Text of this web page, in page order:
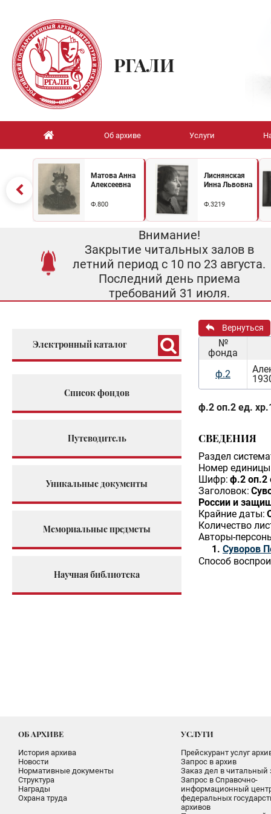
РГАЛИ
Об архиве Услуги
Матова Анна
Алексеевна
Ф.800
Лиснянская
Инна Львовна
Ф.3219
Внимание!
Закрытие читальных залов в
летний период с 10 по 23 августа.
Последний день приема
требований 31 июля.
Электронный каталог
Список фондов
Путеводитель
Уникальные документы
Мемориальные предметы
Научная библиотека
Вернуться
№
фонда
ф.2
ф.2 оп.2 ед.
СВЕДЕНИЯ
Раздел
Номер единицы
Шифр: ф.2 оп.2
Заголовок:
России и
Крайние даты:
Количество
Авторы-
Суворов
Способ
ОБ АРХИВЕ
История архива
Новости
Нормативные документы
Структура
Награды
Охрана труда
УСЛУГИ
Прейскурант услуг
Запрос в архив
Заказ дел в читальный
Запрос в Справочно-
информационный
федеральных
архивов